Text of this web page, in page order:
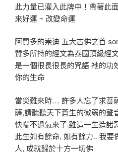
此力量已灌入此牌中！帶著此
來好運 ~ 改變命運
阿贊多的崇迪 五大古佛之首
贊多所持的經文為泰國頂級經
是一個很長很長的咒語 祂的功
你的生命
當災難來時… 許多人忘了求菩
薩,請聽聽天下蒼生的微弱的聲
快喘不過氣來了,雖這一生造諸
此生如有餘命, 如有餘力.. 我
人, 成就歸於十方一切佛